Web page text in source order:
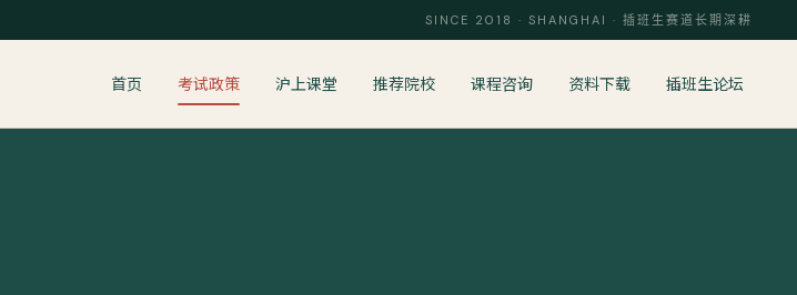
SINCE 2018 · SHANGHAI · 插班生赛道长期深耕
首页 考试政策 沪上课堂 推荐院校 课程咨询 资料下载 插班生论坛